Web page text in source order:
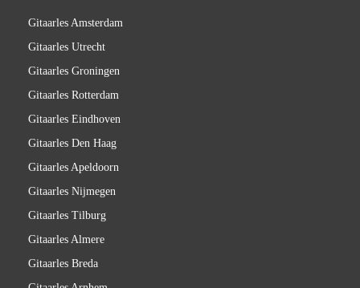
Gitaarles Amsterdam
Gitaarles Utrecht
Gitaarles Groningen
Gitaarles Rotterdam
Gitaarles Eindhoven
Gitaarles Den Haag
Gitaarles Apeldoorn
Gitaarles Nijmegen
Gitaarles Tilburg
Gitaarles Almere
Gitaarles Breda